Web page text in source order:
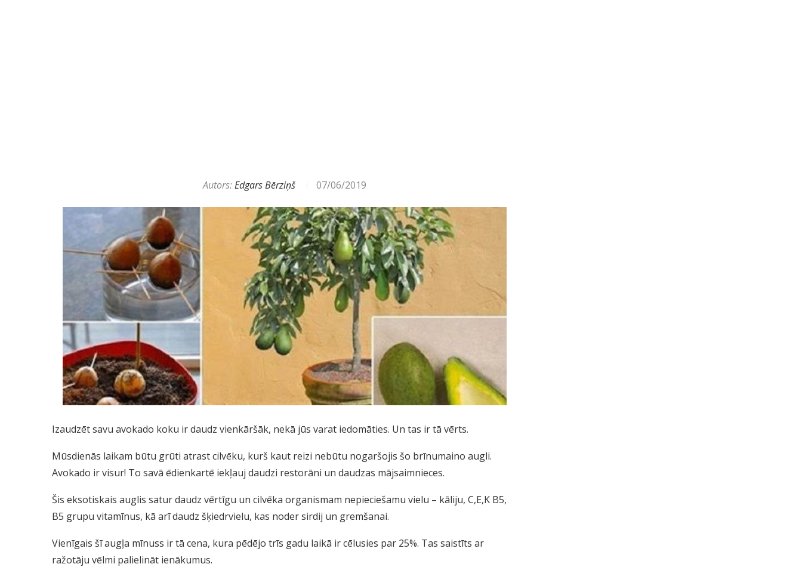
Autors:Edgars Bērziņš 07/06/2019
Izaudzēt savu avokado koku ir daudz vienkāršāk, nekā jūs varat iedomāties. Un tas ir tā vērts.
Mūsdienās laikam būtu grūti atrast cilvēku, kurš kaut reizi nebūtu nogaršojis šo brīnumaino augli.
Avokado ir visur! To savā ēdienkartē iekļauj daudzi restorāni un daudzas mājsaimnieces.
Šis eksotiskais auglis satur daudz vērtīgu un cilvēka organismam nepieciešamu vielu – kāliju, C,E,K B5,
B5 grupu vitamīnus, kā arī daudz šķiedrvielu, kas noder sirdij un gremšanai.
Vienīgais šī augļa mīnuss ir tā cena, kura pēdējo trīs gadu laikā ir cēlusies par 25%. Tas saistīts ar
ražotāju vēlmi palielināt ienākumus.